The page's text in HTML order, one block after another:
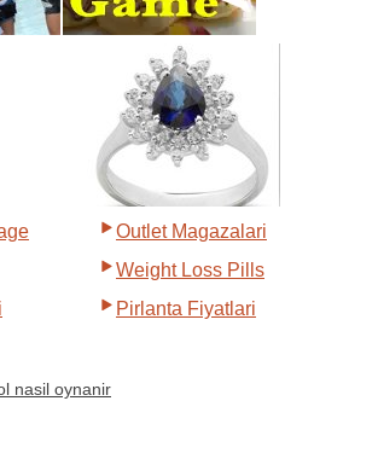
Outlet Magazalari
Weight Loss Pills
Pirlanta Fiyatlari
nasil oynanir